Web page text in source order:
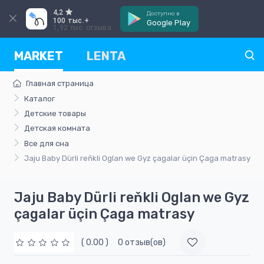
4,2
100 тыс.+
1,92 тыс. отзыва
Доступно в
Google Play
MARKET LENTA
Главная страница
Каталог
Детские товары
Детская комната
Все для сна
Jaju Baby Dürli reňkli Oglan we Gyz çagalar üçin Çaga matrasy
Jaju Baby Dürli reňkli Oglan we Gyz
çagalar üçin Çaga matrasy
( 0.00 ) 0 отзыв(ов)